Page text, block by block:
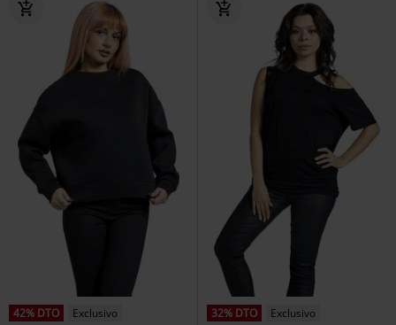
42% DTO
Exclusivo
32% DTO
Exclusivo